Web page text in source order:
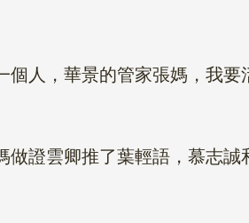
人，華景的管家張媽，我要
雲卿推了葉輕語，慕志誠